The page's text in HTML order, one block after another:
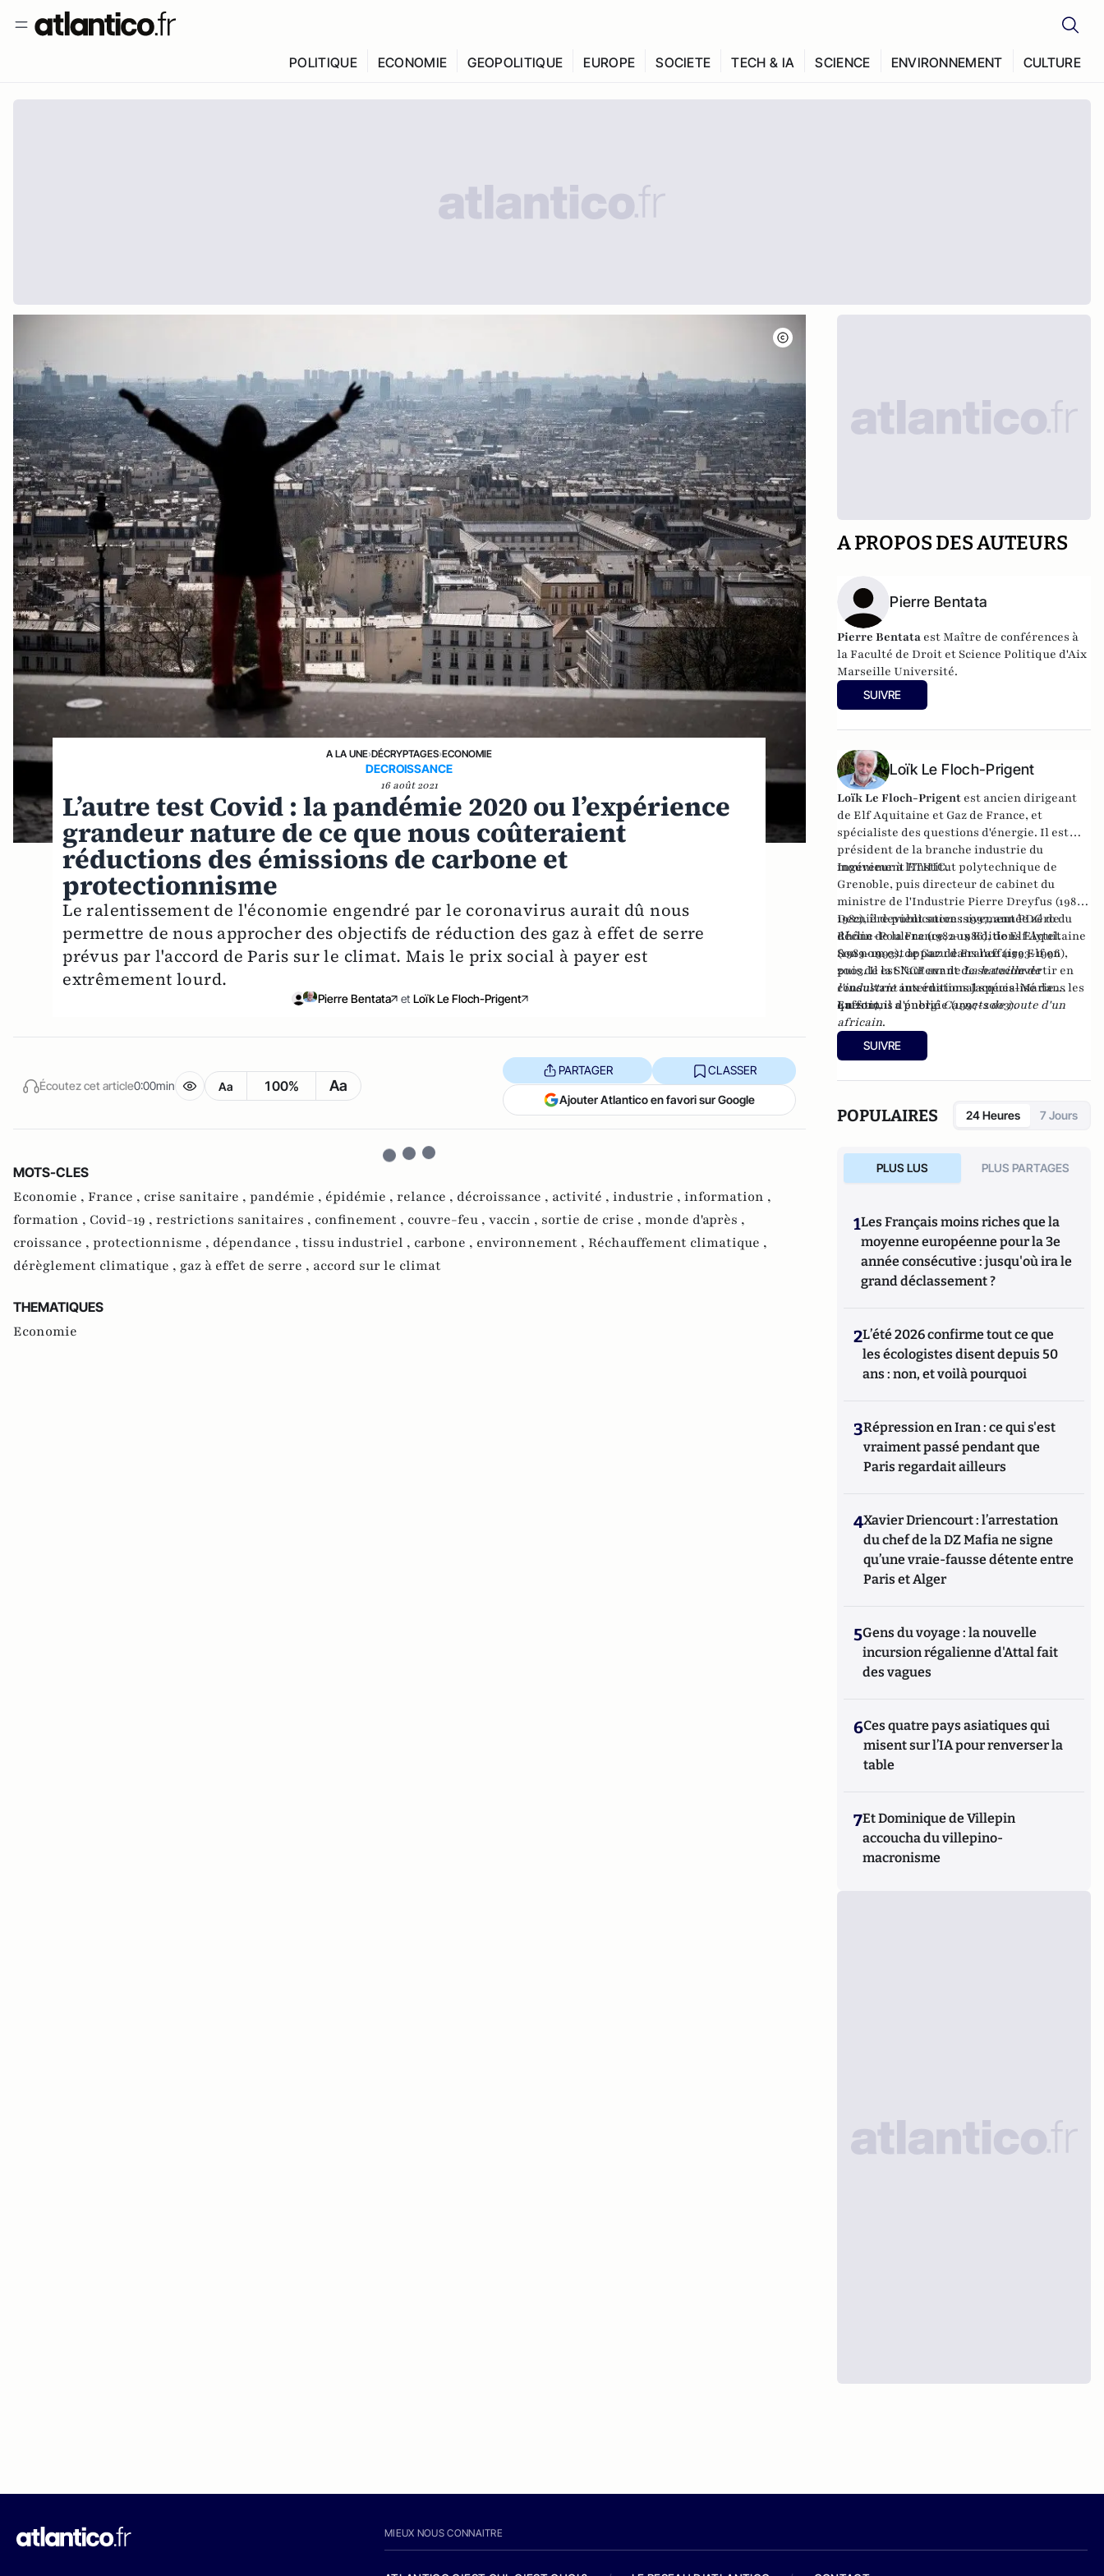
POLITIQUE ECONOMIE GEOPOLITIQUE EUROPE SOCIETE TECH & IA SCIENCE ENVIRONNEMENT CULTURE
A LA UNE›DÉCRYPTAGES›ECONOMIE
DECROISSANCE
16 août 2021
L’autre test Covid : la pandémie 2020 ou l’expérience
grandeur nature de ce que nous coûteraient
réductions des émissions de carbone et
protectionnisme
Le ralentissement de l'économie engendré par le coronavirus aurait dû nous
permettre de nous approcher des objectifs de réduction des gaz à effet de serre
prévus par l'accord de Paris sur le climat. Mais le prix social à payer est
extrêmement lourd.
Pierre Bentata et Loïk Le Floch-Prigent
Écoutez cet article0:00min Aa 100% Aa
PARTAGER CLASSER
Ajouter Atlantico en favori sur Google
MOTS-CLES
Economie , France , crise sanitaire , pandémie , épidémie , relance , décroissance , activité , industrie , information ,
formation , Covid-19 , restrictions sanitaires , confinement , couvre-feu , vaccin , sortie de crise , monde d'après ,
croissance , protectionnisme , dépendance , tissu industriel , carbone , environnement , Réchauffement climatique ,
dérèglement climatique , gaz à effet de serre , accord sur le climat
THEMATIQUES
Economie
A PROPOS DES AUTEURS
Pierre Bentata
Pierre Bentata est Maître de conférences à
la Faculté de Droit et Science Politique d'Aix
Marseille Université.
SUIVRE
Loïk Le Floch-Prigent
Loïk Le Floch-Prigent est ancien dirigeant
de Elf Aquitaine et Gaz de France, et
spécialiste des questions d'énergie. Il est
président de la branche industrie du
mouvement ETHIC.
Ingénieur à l'Institut polytechnique de
Grenoble, puis directeur de cabinet du
ministre de l'Industrie Pierre Dreyfus (1981-
1982), il devient successivement PDG de
Rhône-Poulenc (1982-1986), de Elf Aquitaine
(1989-1993), de Gaz de France (1993-1996),
puis de la SNCF avant de se reconvertir en
consultant international spécialisé dans les
questions d'énergie (1997-2003).
Dernière publication :1997, année zéro du
déclin de la France, aux Editions Elytel.
Son nom est apparu dans l'affaire Elf en
2003. Il est l'auteur deLa bataille de
l'industrieaux éditions Jacques-Marie
Laffont.
En 2017, il a publiéCarnets de route d'un
africain.
SUIVRE
POPULAIRES 24 Heures 7 Jours
PLUS LUS PLUS PARTAGES
1Les Français moins riches que la
moyenne européenne pour la 3e
année consécutive : jusqu'où ira le
grand déclassement ?
2L’été 2026 confirme tout ce que
les écologistes disent depuis 50
ans : non, et voilà pourquoi
3Répression en Iran : ce qui s'est
vraiment passé pendant que
Paris regardait ailleurs
4Xavier Driencourt : l’arrestation
du chef de la DZ Mafia ne signe
qu’une vraie-fausse détente entre
Paris et Alger
5Gens du voyage : la nouvelle
incursion régalienne d'Attal fait
des vagues
6Ces quatre pays asiatiques qui
misent sur l’IA pour renverser la
table
7Et Dominique de Villepin
accoucha du villepino-
macronisme
MIEUX NOUS CONNAITRE